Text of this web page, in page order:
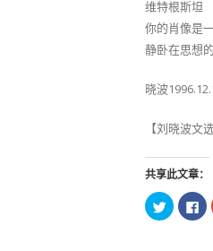
维特根斯坦
你的肖像是
静卧在思想
晓波
【刘晓波文选
共享此文章：
点
击
点
击